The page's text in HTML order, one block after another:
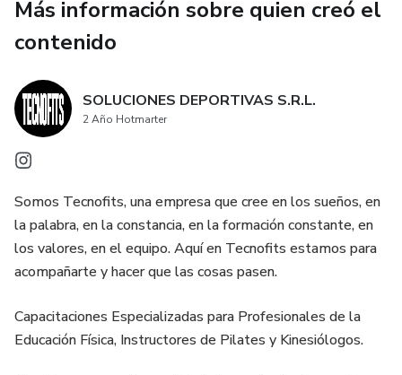
Más información sobre quien creó el
contenido
SOLUCIONES DEPORTIVAS S.R.L.
2 Año Hotmarter
Somos Tecnofits, una empresa que cree en los sueños, en
la palabra, en la constancia, en la formación constante, en
los valores, en el equipo. Aquí en Tecnofits estamos para
acompañarte y hacer que las cosas pasen.
Capacitaciones Especializadas para Profesionales de la
Educación Física, Instructores de Pilates y Kinesiólogos.